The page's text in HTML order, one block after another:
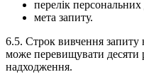
перелік
мета запиту.
6.5. Строк вивчення запиту
може перевищувати десяти
надходження.